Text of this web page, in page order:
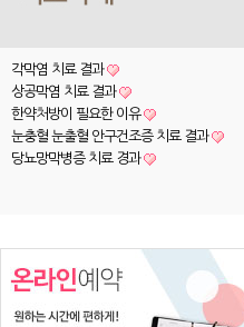
각막염 치료 결과
상공막염 치료 결과
한약처방이 필요한 이유
눈충혈 눈출혈 안구건조증 치료 결과
당뇨망막병증 치료 경과